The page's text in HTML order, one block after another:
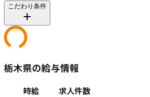
こだわり条件
栃木県の給与情報
時給
求人件数